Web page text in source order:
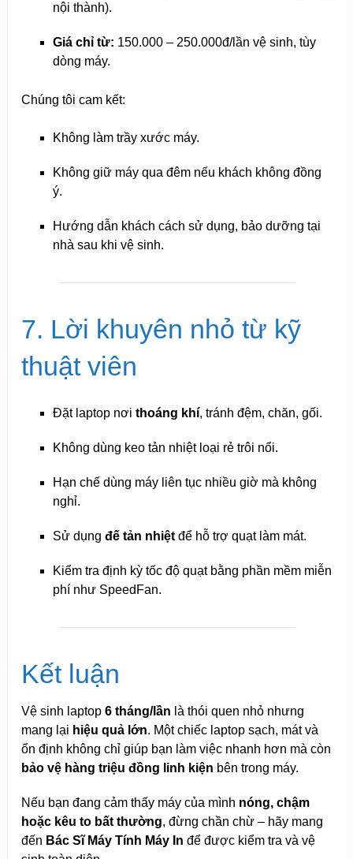
nội thành).
Giá chỉ từ: 150.000 – 250.000đ/lần vệ sinh, tùy
dòng máy.
Chúng tôi cam kết:
Không làm trầy xước máy.
Không giữ máy qua đêm nếu khách không đồng
ý.
Hướng dẫn khách cách sử dụng, bảo dưỡng tại
nhà sau khi vệ sinh.
7. Lời khuyên nhỏ từ kỹ
thuật viên
Đặt laptop nơi thoáng khí, tránh đệm, chăn, gối.
Không dùng keo tản nhiệt loại rẻ trôi nổi.
Hạn chế dùng máy liên tục nhiều giờ mà không
nghỉ.
Sử dụng đế tản nhiệtđể hỗ trợ quạt làm mát.
Kiểm tra định kỳ tốc độ quạt bằng phần mềm miễn
phí như SpeedFan.
Kết luận
Vệ sinh laptop 6 tháng/lần là thói quen nhỏ nhưng
mang lại hiệu quả lớn. Một chiếc laptop sạch, mát và
ổn định không chỉ giúp bạn làm việc nhanh hơn mà còn
bảo vệ hàng triệu đồng linh kiện bên trong máy.
Nếu bạn đang cảm thấy máy của mình nóng, chậm
hoặc kêu to bất thường, đừng chần chừ – hãy mang
đến Bác Sĩ Máy Tính Máy In để được kiểm tra và vệ